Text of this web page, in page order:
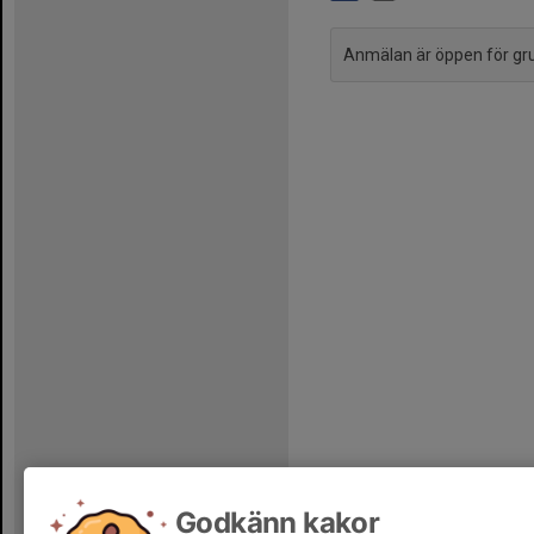
Anmälan är öppen för
Godkänn kakor